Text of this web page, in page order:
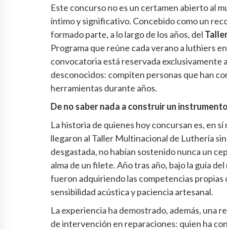
Este concurso no es un certamen abierto al
íntimo y significativo. Concebido como un
formado parte, a lo largo de los años, del
Programa que reúne cada verano a luthiers
convocatoria está reservada
desconocidos: compiten personas que han
herramientas durante años.
De no saber nada a construir un instrumento
La historia de quienes hoy concursan es, en
llegaron al Taller Multinacional de Luthería
desgastada, no habían sostenido nunca un
alma de un filete. Año tras año, bajo la guía
fueron adquiriendo las competencias
sensibilidad acústica y paciencia artesanal.
La experiencia ha demostrado, además, una
de intervención en reparaciones: quien ha